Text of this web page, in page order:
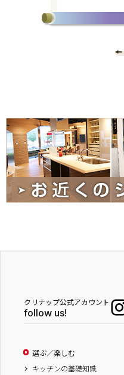
クリナップ公式アカウント
follow us!
選ぶ／楽しむ
キッチンの基礎知識